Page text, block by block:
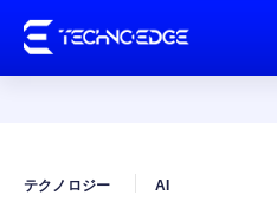
テクノロジー AI